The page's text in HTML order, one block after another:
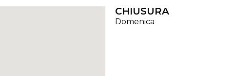
CHIUSURA
Domenica